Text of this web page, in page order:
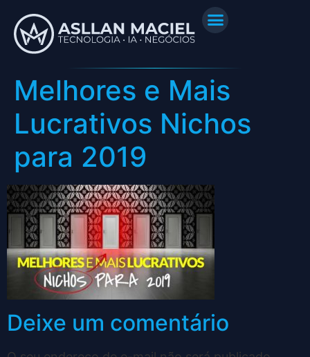
Melhores e Mais
Lucrativos Nichos
para 2019
Deixe um comentário